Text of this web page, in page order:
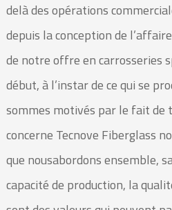
delà des opérations
depuis la conception de
de notre offre en carrosseries
début, à l’instar de ce qui se
sommes motivés par le fait
concerne Tecnove Fiberglass
que nousabordons ensemble,
capacité de production, la